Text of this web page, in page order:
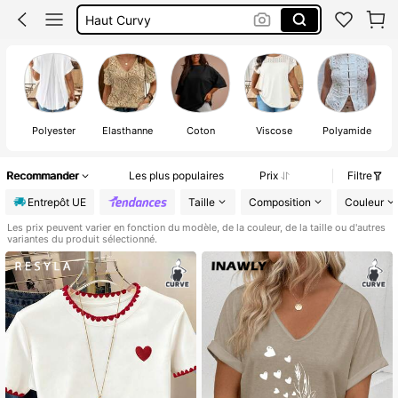
Top Curvy
Polyester Élasthanne Coton Viscose Polyamide
Recommander Les plus populaires Prix
Filtre
Entrepôt UE
Taille Composition Couleur
Les prix peuvent varier en fonction du modèle, de la couleur, de la taille ou d'autres
variantes du produit sélectionné.